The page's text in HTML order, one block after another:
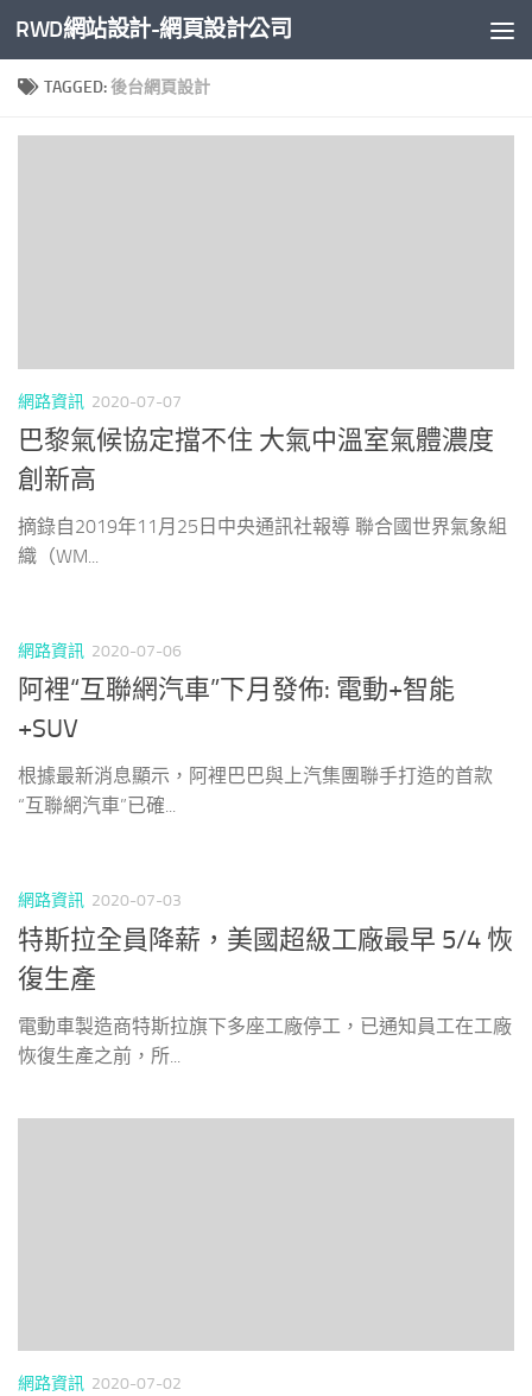
Skip to content
RWD網站設計-網頁設計公司
TAGGED:後台網頁設計
網路資訊 2020-07-07
巴黎氣候協定擋不住 大氣中溫室氣體濃度
創新高
摘錄自2019年11月25日中央通訊社報導 聯合國世界氣象組
織（WM...
網路資訊 2020-07-06
阿裡“互聯網汽車”下月發佈: 電動+智能
+SUV
根據最新消息顯示，阿裡巴巴與上汽集團聯手打造的首款
“互聯網汽車”已確...
網路資訊 2020-07-03
特斯拉全員降薪，美國超級工廠最早 5/4 恢
復生產
電動車製造商特斯拉旗下多座工廠停工，已通知員工在工廠
恢復生產之前，所...
網路資訊 2020-07-02